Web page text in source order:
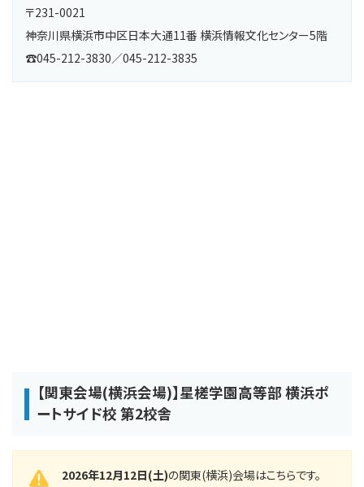
〒231-0021
神奈川県横浜市中区日本大通11番 横浜情報文化センター5階
☎045-212-3830／045-212-3835
【関東会場(横浜会場)】星槎学園高等部 横浜ポ
ートサイド校 第2校舎
2026年12月12日(土)の関東(横浜)会場はこちらです。